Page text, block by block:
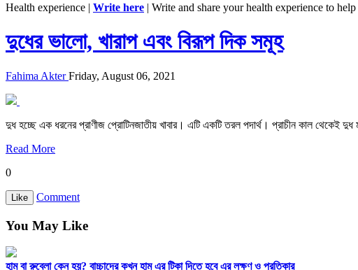
Health experience | Write here | Write and share your health experience to
দুধের ভালো, খারাপ এবং বিরূপ দিক সমূহ
Fahima AkterFriday, August 06, 2021
দুধ হচ্ছে এক ধরনের প্রাণীজ প্রোটিনজাতীয় খাবার। এটি একটি তরল পদার্থ। প্রাচীন কাল থেকেই
Read More
0
Like Comment
You May Like
হাম বা রুবেলা কেন হয়? বাচ্চাদের কখন হাম এর টিকা দিতে হবে এর লক্ষণ ও প্রতিকার